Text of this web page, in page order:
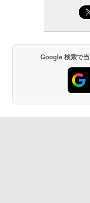
Google 検索で